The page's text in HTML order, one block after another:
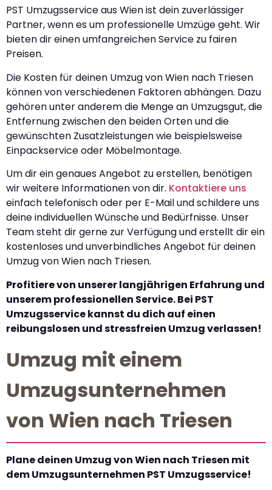
PST Umzugsservice aus Wien ist dein zuverlässiger
Partner, wenn es um professionelle Umzüge geht. Wir
bieten dir einen umfangreichen Service zu fairen
Preisen.
Die Kosten für deinen Umzug von Wien nach Triesen
können von verschiedenen Faktoren abhängen. Dazu
gehören unter anderem die Menge an Umzugsgut, die
Entfernung zwischen den beiden Orten und die
gewünschten Zusatzleistungen wie beispielsweise
Einpackservice oder Möbelmontage.
Um dir ein genaues Angebot zu erstellen, benötigen
wir weitere Informationen von dir. Kontaktiere uns
einfach telefonisch oder per E-Mail und schildere uns
deine individuellen Wünsche und Bedürfnisse. Unser
Team steht dir gerne zur Verfügung und erstellt dir ein
kostenloses und unverbindliches Angebot für deinen
Umzug von Wien nach Triesen.
Profitiere von unserer langjährigen Erfahrung und
unserem professionellen Service. Bei PST
Umzugsservice kannst du dich auf einen
reibungslosen und stressfreien Umzug verlassen!
Umzug mit einem
Umzugsunternehmen
von Wien nach Triesen
Plane deinen Umzug von Wien nach Triesen mit
dem Umzugsunternehmen PST Umzugsservice!